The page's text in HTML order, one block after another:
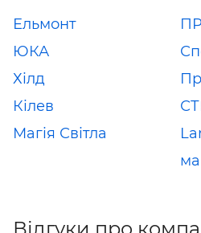
Ельмонт
ЮКА
Хілд
Кілев
Магія Світла
Відгуки про